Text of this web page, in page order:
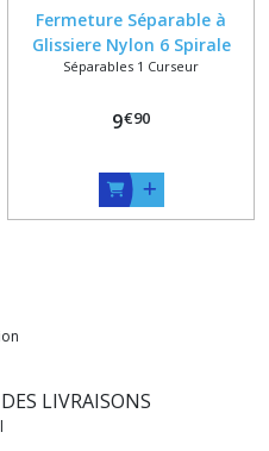
Fermeture Séparable à
Glissiere Nylon 6 Spirale
Reversible pour vêtements
coloris
Séparables 1 Curseur
9€90
LIVRAISONS